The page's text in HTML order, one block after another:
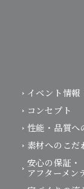
イベント情報
コンセプト
性能・品質へ
素材へのこだ
安心の保証・
アフターメン